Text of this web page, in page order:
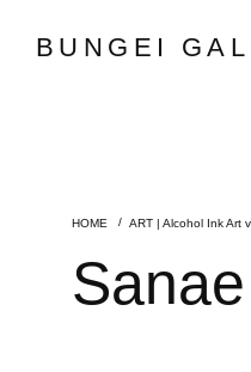
BUNGEI
ART | Alcohol Ink Art
Sanae